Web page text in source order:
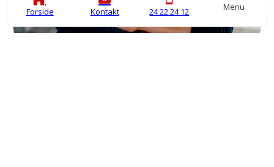
Forside Kontakt 24 22 24 12 Menu